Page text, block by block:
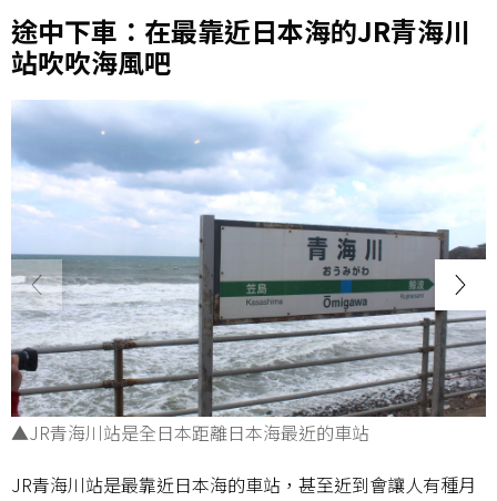
途中下車：在最靠近日本海的JR青海川
站吹吹海風吧
▲JR青海川站是全日本距離日本海最近的車站
JR青海川站是最靠近日本海的車站，甚至近到會讓人有種月